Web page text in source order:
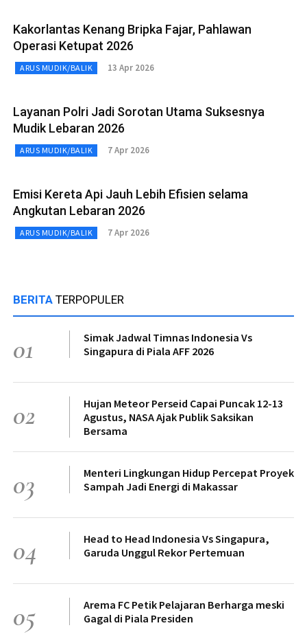
Kakorlantas Kenang Bripka Fajar, Pahlawan
Operasi Ketupat 2026
ARUS MUDIK/BALIK 13 Apr 2026
Layanan Polri Jadi Sorotan Utama Suksesnya
Mudik Lebaran 2026
ARUS MUDIK/BALIK 7 Apr 2026
Emisi Kereta Api Jauh Lebih Efisien selama
Angkutan Lebaran 2026
ARUS MUDIK/BALIK 7 Apr 2026
BERITA TERPOPULER
01
Simak Jadwal Timnas Indonesia Vs
Singapura di Piala AFF 2026
02
Hujan Meteor Perseid Capai Puncak 12-13
Agustus, NASA Ajak Publik Saksikan
Bersama
03
Menteri Lingkungan Hidup Percepat Proyek
Sampah Jadi Energi di Makassar
04
Head to Head Indonesia Vs Singapura,
Garuda Unggul Rekor Pertemuan
05
Arema FC Petik Pelajaran Berharga meski
Gagal di Piala Presiden